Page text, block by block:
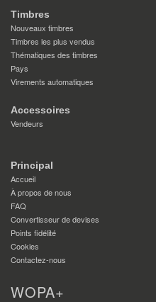
Timbres
Nouveaux timbres
Timbres les plus vendus
Thématiques des timbres
Pays
Virements automatiques
Accessoires
Vendeurs
Principal
Accueil
À propos de nous
FAQ
Convertisseur de devises
Points fidélité
Cookies
Contactez-nous
WOPA+